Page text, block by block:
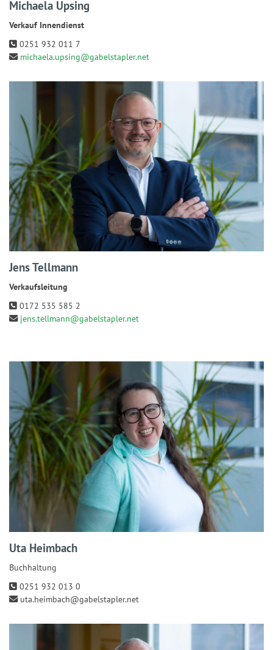
Michaela Upsing
Verkauf Innendienst
0251 932 011 7
michaela.upsing@gabelstapler.net
Jens Tellmann
Verkaufsleitung
0172 535 585 2
jens.tellmann@gabelstapler.net
Uta Heimbach
Buchhaltung
0251 932 013 0
uta.heimbach@gabelstapler.net